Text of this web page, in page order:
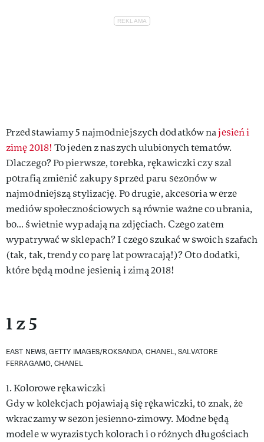
Przedstawiamy 5 najmodniejszych dodatków najesień i
zimę 2018! To jeden z naszych ulubionych tematów.
Dlaczego? Po pierwsze, torebka, rękawiczki czy szal
potrafią zmienić zakupy sprzed paru sezonów w
najmodniejszą stylizację. Po drugie, akcesoria w erze
mediów społecznościowych są równie ważne co ubrania,
bo… świetnie wypadają na zdjęciach. Czego zatem
wypatrywać w sklepach? I czego szukać w swoich szafach
(tak, tak, trendy co parę lat powracają!)? Oto dodatki,
które będą modne jesienią i zimą 2018!
1 z 5
EAST NEWS, GETTY IMAGES/ROKSANDA, CHANEL, SALVATORE
FERRAGAMO, CHANEL
1. Kolorowe rękawiczki
Gdy w kolekcjach pojawiają się rękawiczki, to znak, że
wkraczamy w sezon jesienno-zimowy. Modne będą
modele w wyrazistych kolorach i o różnych długościach